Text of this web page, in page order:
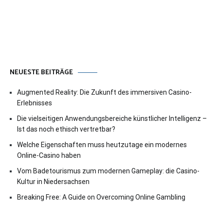
NEUESTE BEITRÄGE
Augmented Reality: Die Zukunft des immersiven Casino-
Erlebnisses
Die vielseitigen Anwendungsbereiche künstlicher Intelligenz –
Ist das noch ethisch vertretbar?
Welche Eigenschaften muss heutzutage ein modernes
Online-Casino haben
Vom Badetourismus zum modernen Gameplay: die Casino-
Kultur in Niedersachsen
Breaking Free: A Guide on Overcoming Online Gambling